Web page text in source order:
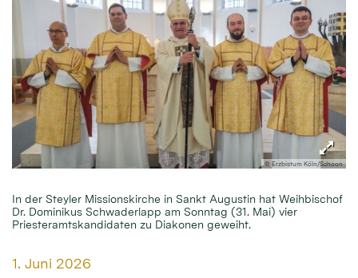
© Erzbistum Köln/Schoon
In der Steyler Missionskirche in Sankt Augustin hat Weihbischof
Dr. Dominikus Schwaderlapp am Sonntag (31. Mai) vier
Priesteramtskandidaten zu Diakonen geweiht.
Datum:
1. Juni 2026